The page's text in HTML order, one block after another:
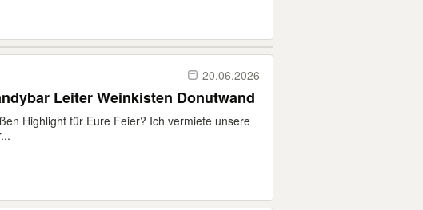
20.06.2026
Leiter Weinkisten Donutwand
Highlight für Eure Feier? Ich vermiete unsere